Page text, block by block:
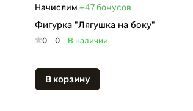
Начислим +47бонусов
Фигурка "Лягушка на боку"
0 0 В наличии
В корзину